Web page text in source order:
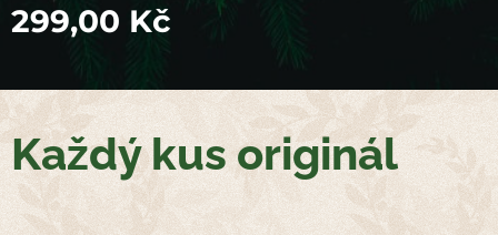
299,00 Kč
Každý kus originál